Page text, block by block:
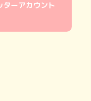
ターアカウント